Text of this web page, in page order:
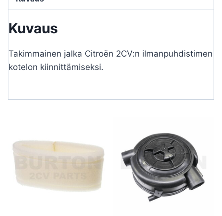
Kuvaus
Takimmainen jalka Citroën 2CV:n ilmanpuhdistimen
kotelon kiinnittämiseksi.